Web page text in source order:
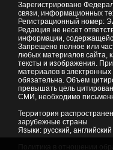
Зарегистрировано
связи, информационных
Регистрационный номер:
Редакция не несет
информации,
Запрещено полное или
любых материалов сайта,
тексты и изображения.
материалов в
обязательна. Объем
превышать цель
СМИ, необходимо
Территория
зарубежные страны
Языки: русский, английский